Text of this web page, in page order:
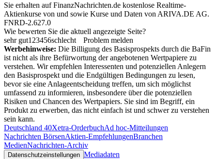
Sie erhalten auf FinanzNachrichten.de kostenlose Realtime-
Aktienkurse von und sowie Kurse und Daten von ARIVA.DE AG.
FNRD-2.627.0
Wie bewerten Sie die aktuell angezeigte Seite?
sehr gut1 23456schlecht
Problem melden
Werbehinweise: Die Billigung des Basisprospekts durch die BaFin
ist nicht als ihre Befürwortung der angebotenen Wertpapiere zu
verstehen. Wir empfehlen Interessenten und potenziellen Anlegern
den Basisprospekt und die Endgültigen Bedingungen zu lesen,
bevor sie eine Anlageentscheidung treffen, um sich möglichst
umfassend zu informieren, insbesondere über die potenziellen
Risiken und Chancen des Wertpapiers. Sie sind im Begriff, ein
Produkt zu erwerben, das nicht einfach ist und schwer zu verstehen
sein kann.
Deutschland 40Xetra-OrderbuchAd hoc-Mitteilungen
Nachrichten BörsenAktien-EmpfehlungenBranchen
MedienNachrichten-Archiv
Datenschutzeinstellungen Mediadaten